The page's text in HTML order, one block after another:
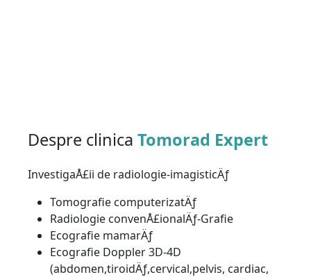
Despre clinica Tomorad Expert
InvestigaÅ£ii de radiologie-imagisticÄƒ
Tomografie computerizatÄƒ
Radiologie convenÅ£ionalÄƒ-Grafie
Ecografie mamarÄƒ
Ecografie Doppler 3D-4D
(abdomen,tiroidÄƒ,cervical,pelvis, cardiac,